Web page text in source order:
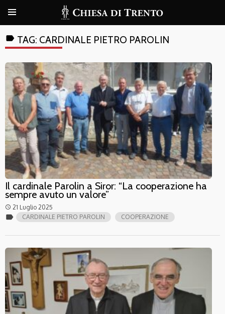
label TAG: CARDINALE PIETRO PAROLIN
Il cardinale Parolin a Siror: “La cooperazione ha
sempre avuto un valore”
access_time 21 Luglio 2025
label CARDINALE PIETRO PAROLIN COOPERAZIONE